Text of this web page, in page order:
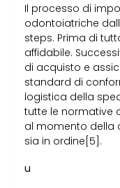
Il processo di
odontoiatriche
steps. Prima di
affidabile.
di acquisto e
standard di
logistica della
tutte le normative
al momento della
sia in ordine[5].
u